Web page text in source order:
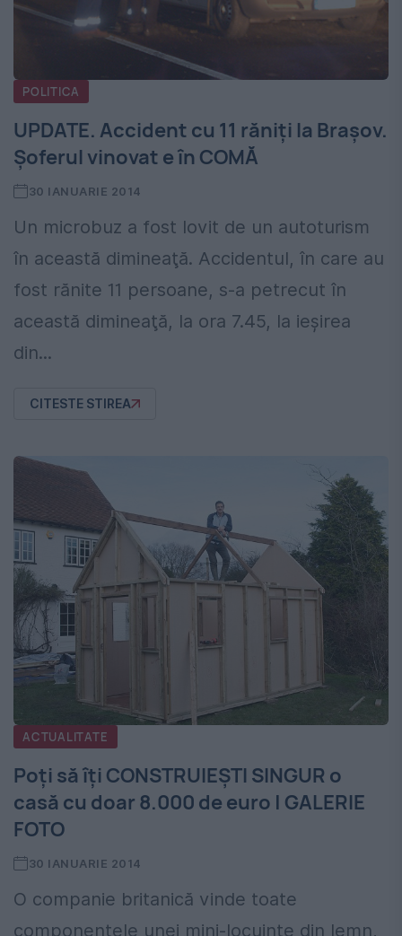
POLITICA
UPDATE. Accident cu 11 răniţi la Braşov.
Șoferul vinovat e în COMĂ
30 IANUARIE 2014
Un microbuz a fost lovit de un autoturism
în această dimineaţă. Accidentul, în care au
fost rănite 11 persoane, s-a petrecut în
această dimineaţă, la ora 7.45, la ieşirea
din...
CITESTE STIREA
ACTUALITATE
Poţi să îţi CONSTRUIEŞTI SINGUR o
casă cu doar 8.000 de euro | GALERIE
FOTO
30 IANUARIE 2014
O companie britanică vinde toate
componentele unei mini-locuinţe din lemn,